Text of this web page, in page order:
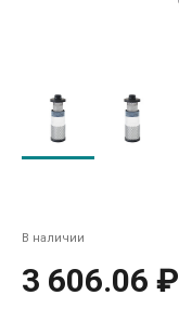
В наличии
3 606.06 ₽